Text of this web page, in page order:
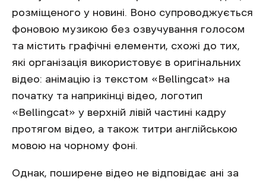
розміщеного у новині. Воно супроводжується
фоновою музикою без озвучування голосом
та містить графічні елементи, схожі до тих,
які організація використовує в оригінальних
відео: анімацію із текстом «Bellingcat» на
початку та наприкінці відео, логотип
«Bellingcat» у верхній лівій частині кадру
протягом відео, а також титри англійською
мовою на чорному фоні.
Однак, поширене відео не відповідає ані за